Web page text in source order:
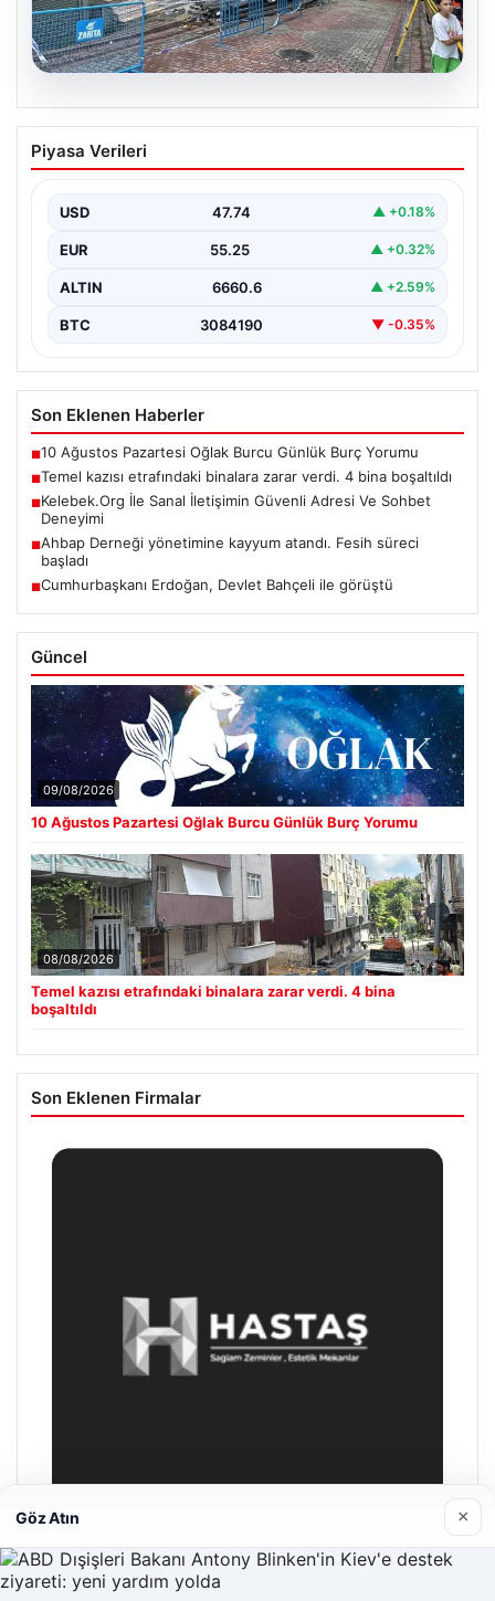
Temel kazısı etrafındaki binalara zarar
verdi. 4 bina boşaltıldı
Piyasa Verileri
USD 47.74 ▲ +0.18%
EUR 55.25 ▲ +0.32%
ALTIN 6660.6 ▲ +2.59%
BTC 3084190 ▼ -0.35%
Son Eklenen Haberler
■10 Ağustos Pazartesi Oğlak Burcu Günlük Burç Yorumu
■Temel kazısı etrafındaki binalara zarar verdi. 4 bina boşaltıldı
■Kelebek.Org İle Sanal İletişimin Güvenli Adresi Ve Sohbet
Deneyimi
■Ahbap Derneği yönetimine kayyum atandı. Fesih süreci
başladı
■Cumhurbaşkanı Erdoğan, Devlet Bahçeli ile görüştü
Güncel
09/08/2026
10 Ağustos Pazartesi Oğlak Burcu Günlük Burç Yorumu
08/08/2026
Temel kazısı etrafındaki binalara zarar verdi. 4 bina
boşaltıldı
Son Eklenen Firmalar
Hastaş Beton
Göz Atın ×